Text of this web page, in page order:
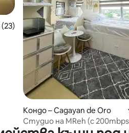
оценка: 5 от 5, 23 отзива
(23)
Кондо – Cagayan de Oro
Студио на MReh (с 200mbps
WiFi+Netflix)